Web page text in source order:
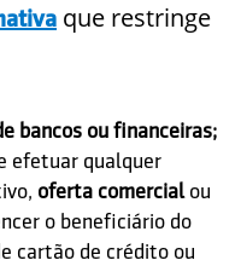
que restringe
bancos ou financeiras;
efetuar qualquer
oferta comercialou
o beneficiário do
cartão de crédito ou